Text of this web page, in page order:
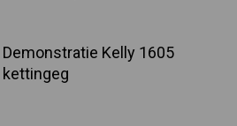
Demonstratie Kelly 1605
kettingeg